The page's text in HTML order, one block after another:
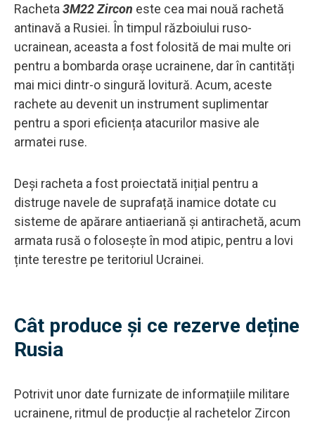
Racheta 3M22 Zircon este cea mai nouă rachetă
antinavă a Rusiei. În timpul războiului ruso-
ucrainean, aceasta a fost folosită de mai multe ori
pentru a bombarda orașe ucrainene, dar în cantități
mai mici dintr-o singură lovitură. Acum, aceste
rachete au devenit un instrument suplimentar
pentru a spori eficiența atacurilor masive ale
armatei ruse.
Deși racheta a fost proiectată inițial pentru a
distruge navele de suprafață inamice dotate cu
sisteme de apărare antiaeriană și antirachetă, acum
armata rusă o folosește în mod atipic, pentru a lovi
ținte terestre pe teritoriul Ucrainei.
Cât produce și ce rezerve deține
Rusia
Potrivit unor date furnizate de informațiile militare
ucrainene, ritmul de producție al rachetelor Zircon